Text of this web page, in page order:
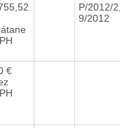
P/2012/2,
9/2012
€